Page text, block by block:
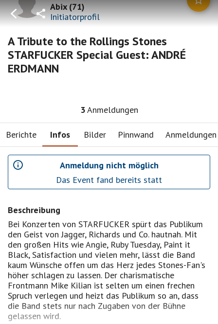
Abix(71)
Initiatorprofil
A Tribute to the Rollings Stones
STARFUCKER Special Guest: ANDRÉ
ERDMANN
3Anmeldungen
Berichte Infos Bilder Pinnwand Anmeldungen
Anmeldung nicht möglich
Das Event fand bereits statt
Beschreibung
Bei Konzerten von STARFUCKER spürt das Publikum
den Geist von Jagger, Richards und Co. hautnah. Mit
den großen Hits wie Angie, Ruby Tuesday, Paint it
Black, Satisfaction und vielen mehr, lässt die Band
kaum Wünsche offen um das Herz jedes Stones-Fan's
höher schlagen zu lassen. Der charismatische
Frontmann Mike Kilian ist selten um einen frechen
Spruch verlegen und heizt das Publikum so an, dass
die Band stets nur nach Zugaben von der Bühne
gelassen wird.